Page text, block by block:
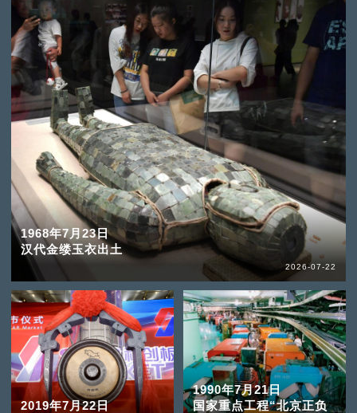
1968年7月23日
汉代金缕玉衣出土
2026-07-22
2019年7月22日
1990年7月21日
国家重点工程“北京正负